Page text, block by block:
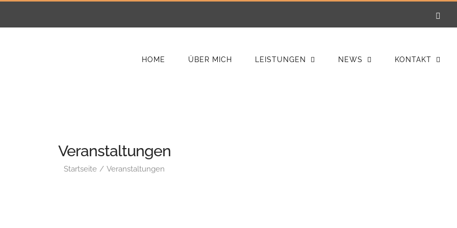
HOME ÜBER MICH LEISTUNGEN NEWS KONTAKT
Veranstaltungen
Startseite Veranstaltungen